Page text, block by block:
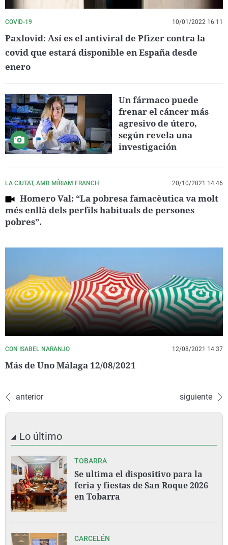
COVID-19 10/01/2022 16:11
Paxlovid: Así es el antiviral de Pfizer contra la
covid que estará disponible en España desde
enero
Un fármaco puede
frenar el cáncer más
agresivo de útero,
según revela una
investigación
LA CIUTAT, AMB MÍRIAM FRANCH 20/10/2021 14:46
Homero Val: “La pobresa famacèutica va molt
més enllà dels perfils habituals de persones
pobres”.
CON ISABEL NARANJO 12/08/2021 14:37
Más de Uno Málaga 12/08/2021
anterior siguiente
Lo último
TOBARRA
Se ultima el dispositivo para la
feria y fiestas de San Roque 2026
en Tobarra
CARCELÉN